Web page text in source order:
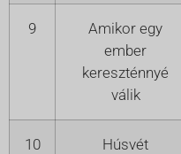
9
Amikor egy
ember
kereszténnyé
válik
10 Húsvét